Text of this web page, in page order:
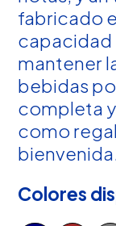
fabricado
capacidad
mantener
bebidas
completa
como
bienvenida.
Colores